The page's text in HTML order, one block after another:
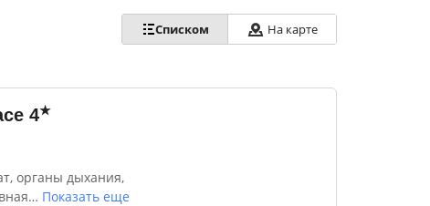
Списком На карте
4★
органы дыхания,
… Показать еще